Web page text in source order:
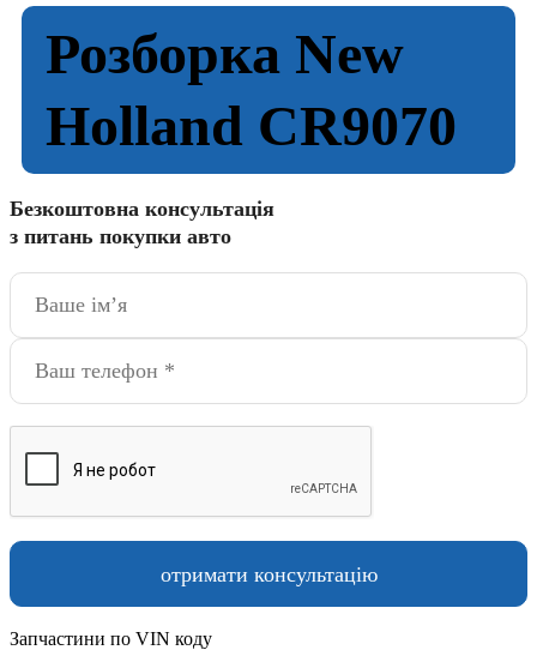
Розборка New
Holland CR9070
Безкоштовна консультація
з питань покупки авто
Запчастини по VIN коду